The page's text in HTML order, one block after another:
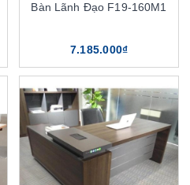
Bàn Lãnh Đạo F19-160M1
7.185.000₫